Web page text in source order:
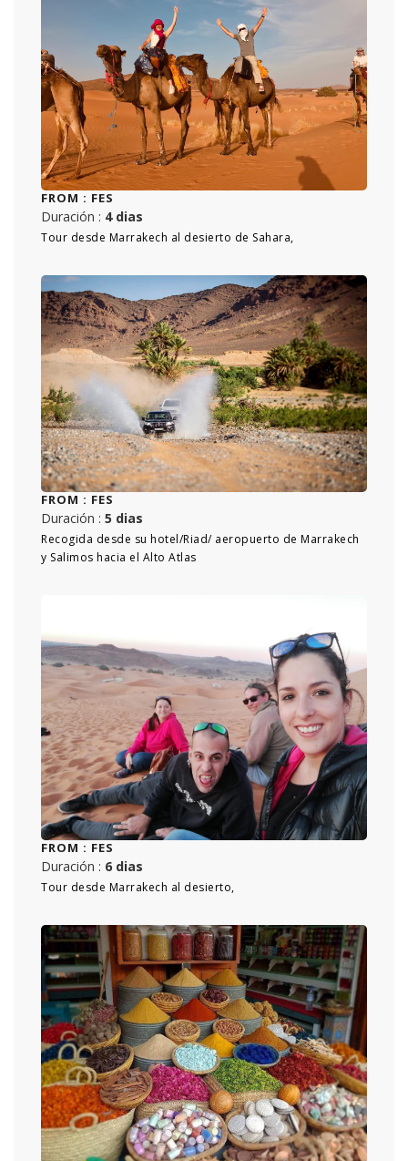
FROM : FES
Duración : 4 dias
Tour desde Marrakech al desierto de Sahara,
FROM : FES
Duración : 5 dias
Recogida desde su hotel/Riad/ aeropuerto de Marrakech
y Salimos hacia el Alto Atlas
FROM : FES
Duración : 6 dias
Tour desde Marrakech al desierto,